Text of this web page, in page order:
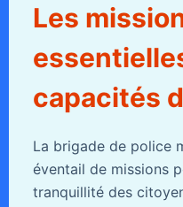
Les
capacités
La brigade de police
éventail de missions
tranquillité des